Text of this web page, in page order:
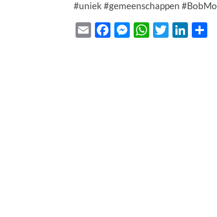
#uniek #gemeenschappen
EmailFacebook
Messenger
WhatsApp
Twitter